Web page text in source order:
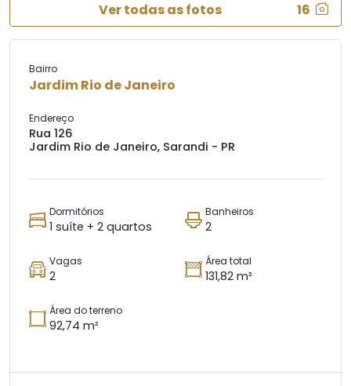
Ver todas as fotos 16
Bairro
Jardim Rio de Janeiro
Endereço
Rua 126
Jardim Rio de Janeiro, Sarandi - PR
Dormitórios
1 suíte + 2 quartos
Banheiros
2
Vagas
2
Área total
131,82 m²
Área do terreno
92,74 m²